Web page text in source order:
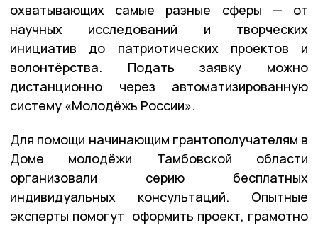
охватывающих самые разные сферы — от
научных исследований и творческих
инициатив до патриотических проектов и
волонтёрства. Подать заявку можно
дистанционно через автоматизированную
систему «Молодёжь России».
Для помощи начинающим грантополучателям в
Доме молодёжи Тамбовской области
организовали серию бесплатных
индивидуальных консультаций. Опытные
эксперты помогут оформить проект, грамотно